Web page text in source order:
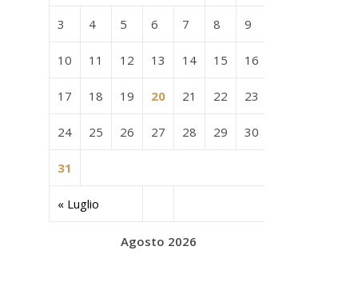
Agosto 2026
« Luglio
3 4 5 6 7 8 9
10 11 12 13 14 15 16
17 18 19 20 21 22 23
24 25 26 27 28 29 30
31